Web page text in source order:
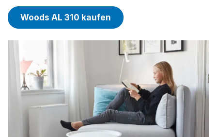
Woods AL 310 kaufen